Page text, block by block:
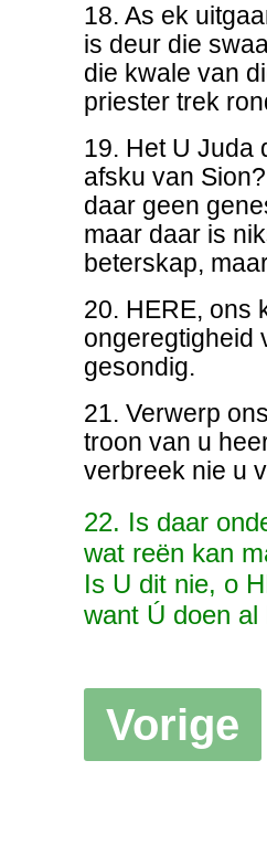
18. As ek
is deur die
die kwale van
priester trek
19. Het U Juda
afsku van
daar geen
maar daar is
beterskap,
20. HERE, ons
ongeregtigheid
gesondig.
21. Verwerp
troon van u
verbreek nie u
22. Is daar
wat reën kan
Is U dit nie, o
want Ú doen al
Vorige